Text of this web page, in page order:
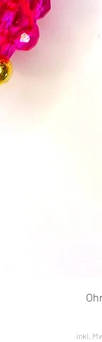
inkl.